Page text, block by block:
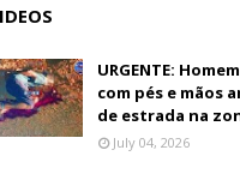
URGENTE:
com pés e mãos
de estrada na
July 04, 2026